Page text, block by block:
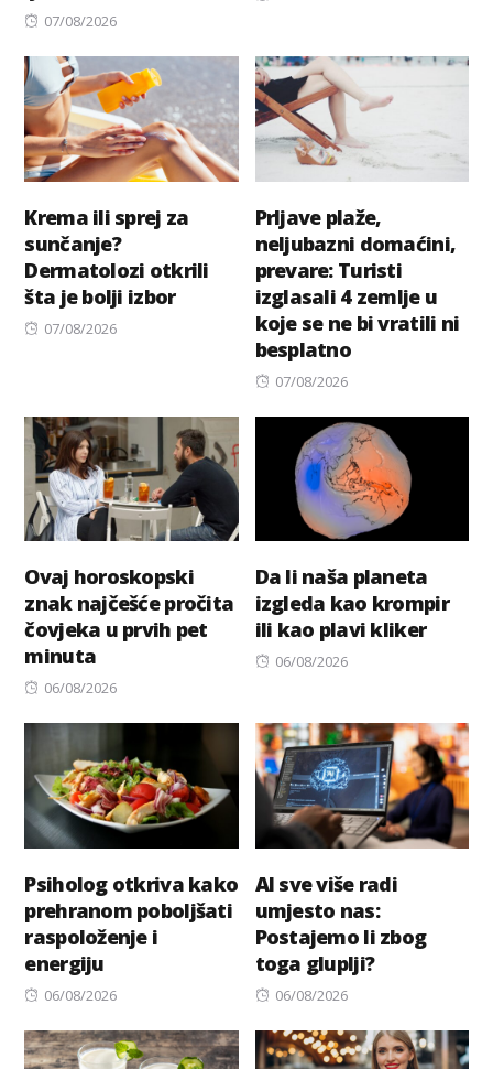
Posted
07/08/2026
Krema ili sprej za
sunčanje?
Dermatolozi otkrili
šta je bolji izbor
Posted
07/08/2026
Prljave plaže,
neljubazni domaćini,
prevare: Turisti
izglasali 4 zemlje u
koje se ne bi vratili ni
besplatno
Posted
07/08/2026
Ovaj horoskopski
znak najčešće pročita
čovjeka u prvih pet
minuta
Posted
06/08/2026
Da li naša planeta
izgleda kao krompir
ili kao plavi kliker
Posted
06/08/2026
Psiholog otkriva kako
prehranom poboljšati
raspoloženje i
energiju
Posted
06/08/2026
AI sve više radi
umjesto nas:
Postajemo li zbog
toga gluplji?
Posted
06/08/2026